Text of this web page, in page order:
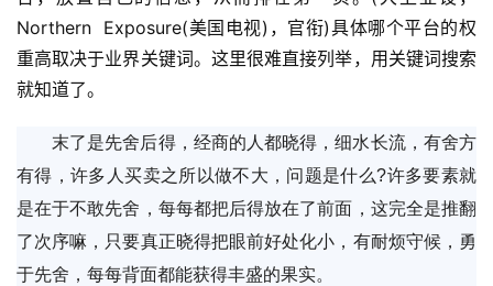
Northern  Exposure(美国电视)，官衔)具体哪个平台的权
重高取决于业界关键词。这里很难直接列举，用关键词搜索
就知道了。
末了是先舍后得，经商的人都晓得，细水长流，有舍方
有得，许多人买卖之所以做不大，问题是什么?许多要素就
是在于不敢先舍，每每都把后得放在了前面，这完全是推翻
了次序嘛，只要真正晓得把眼前好处化小，有耐烦守候，勇
于先舍，每每背面都能获得丰盛的果实。